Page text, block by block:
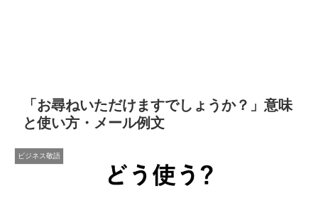
「お尋ねいただけますでしょうか？」意味
と使い方・メール例文
ビジネス敬語